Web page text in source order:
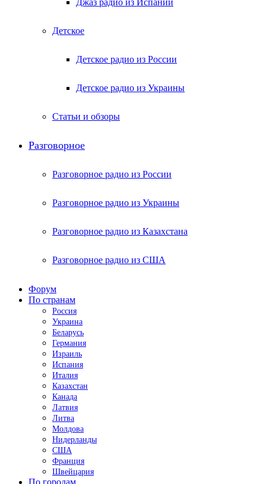
Джаз радио из Испании
Детское
Детское радио из России
Детское радио из Украины
Статьи и обзоры
Разговорное
Разговорное радио из России
Разговорное радио из Украины
Разговорное радио из Казахстана
Разговорное радио из США
Форум
По странам
Россия
Украина
Беларусь
Германия
Израиль
Испания
Италия
Казахстан
Канада
Латвия
Литва
Молдова
Нидерланды
США
Франция
Швейцария
По городам